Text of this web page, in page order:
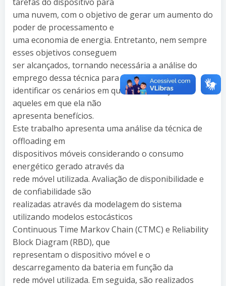
uma nuvem, com o objetivo de gerar um aumento do
poder de processamento e
uma economia de energia. Entretanto, nem sempre
esses objetivos conseguem
ser alcançados, tornando necessária a análise do
emprego dessa técnica para
identificar os cenários em que ela é vantajosa e
aqueles em que ela não
apresenta benefícios.
Este trabalho apresenta uma análise da técnica de
offloading em
dispositivos móveis considerando o consumo
energético gerado através da
rede móvel utilizada. Avaliação de disponibilidade e
de confiabilidade são
realizadas através da modelagem do sistema
utilizando modelos estocásticos
Continuous Time Markov Chain (CTMC) e Reliability
Block Diagram (RBD), que
representam o dispositivo móvel e o
descarregamento da bateria em função da
rede móvel utilizada. Em seguida, são realizados